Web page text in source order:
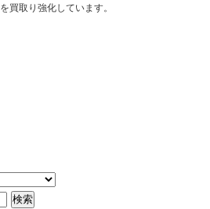
買取り強化しています。